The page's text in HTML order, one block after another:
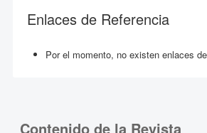
Enlaces de Referencia
Por el momento, no existen enlaces
Contenido de la Revista